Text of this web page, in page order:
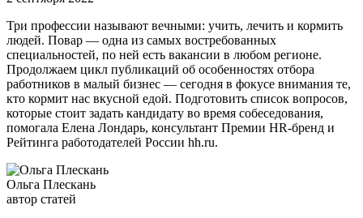
Три профессии называют вечными: учить, лечить и кормить
людей. Повар — одна из самых востребованных
специальностей, по ней есть вакансии в любом регионе.
Продолжаем цикл публикаций об особенностях отбора
работников в малый бизнес — сегодня в фокусе внимания те,
кто кормит нас вкусной едой. Подготовить список вопросов,
которые стоит задать кандидату во время собеседования,
помогала Елена Лондарь, консультант Премии HR-бренд и
Рейтинга работодателей России hh.ru.
Ольга Плескань
автор статей